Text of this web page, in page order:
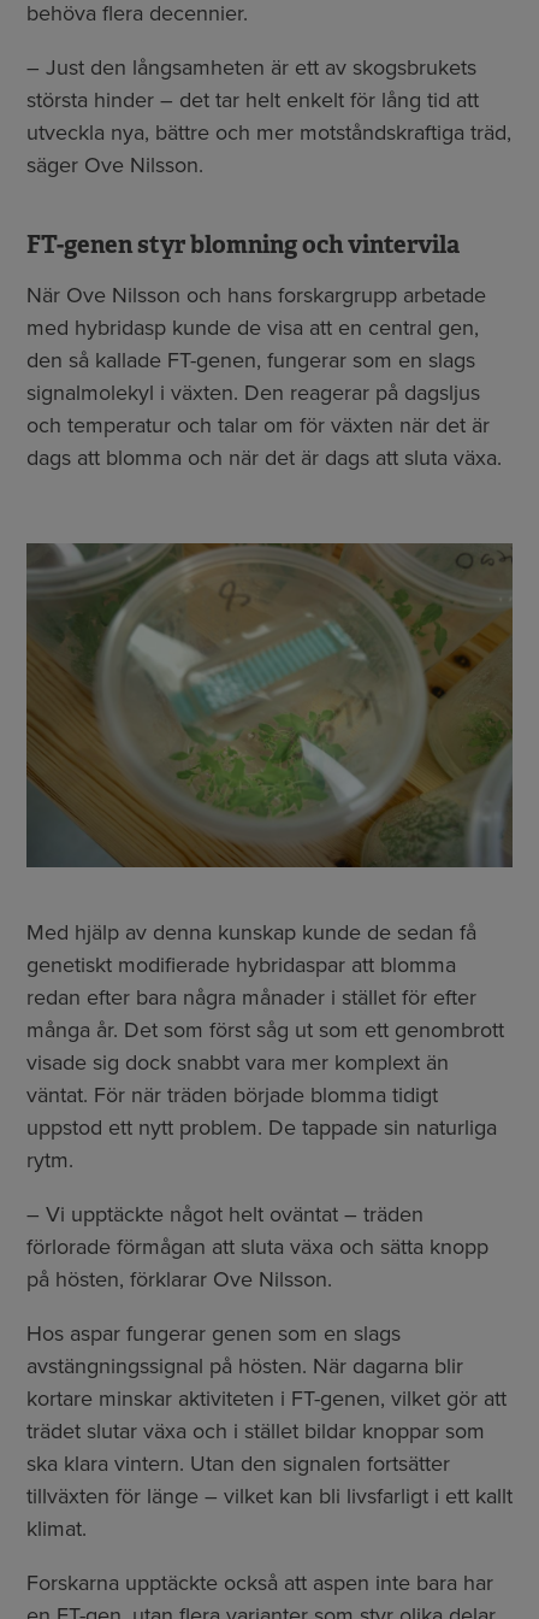
behöva flera decennier.
– Just den långsamheten är ett av skogsbrukets
största hinder – det tar helt enkelt för lång tid att
utveckla nya, bättre och mer motståndskraftiga träd,
säger Ove Nilsson.
FT-genen styr blomning och vintervila
När Ove Nilsson och hans forskargrupp arbetade
med hybridasp kunde de visa att en central gen,
den så kallade FT-genen, fungerar som en slags
signalmolekyl i växten. Den reagerar på dagsljus
och temperatur och talar om för växten när det är
dags att blomma och när det är dags att sluta växa.
Med hjälp av denna kunskap kunde de sedan få
genetiskt modifierade hybridaspar att blomma
redan efter bara några månader i stället för efter
många år. Det som först såg ut som ett genombrott
visade sig dock snabbt vara mer komplext än
väntat. För när träden började blomma tidigt
uppstod ett nytt problem. De tappade sin naturliga
rytm.
– Vi upptäckte något helt oväntat – träden
förlorade förmågan att sluta växa och sätta knopp
på hösten, förklarar Ove Nilsson.
Hos aspar fungerar genen som en slags
avstängningssignal på hösten. När dagarna blir
kortare minskar aktiviteten i FT-genen, vilket gör att
trädet slutar växa och i stället bildar knoppar som
ska klara vintern. Utan den signalen fortsätter
tillväxten för länge – vilket kan bli livsfarligt i ett kallt
klimat.
Forskarna upptäckte också att aspen inte bara har